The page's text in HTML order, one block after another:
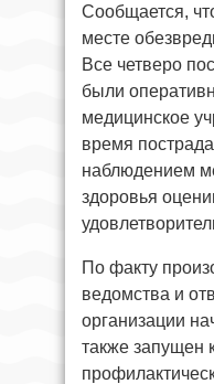
Сообщается,
месте
Все четверо
были
медицинское
время
наблюдением
здоровья
По факту
ведомства и
организации
также запущен